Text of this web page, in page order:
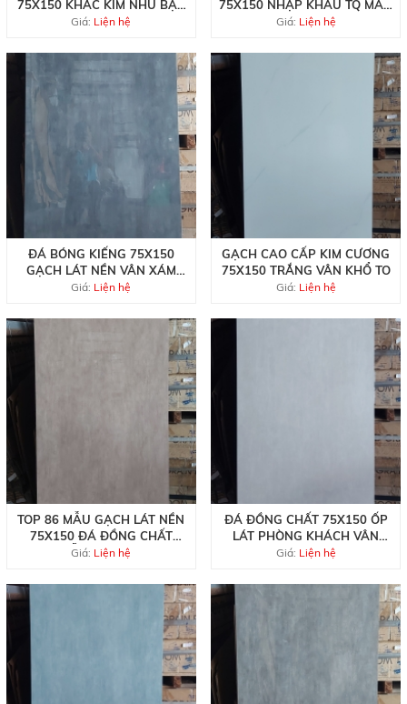
75X150 KHẮC KIM NHŨ BẠC
TQ
Giá: Liện hệ
75X150 NHẬP KHẨU TQ MẪU
MỚI
Giá: Liện hệ
ĐÁ BÓNG KIẾNG 75X150
GẠCH LÁT NỀN VÂN XÁM
ĐẸP RẺ
Giá: Liện hệ
GẠCH CAO CẤP KIM CƯƠNG
75X150 TRẮNG VÂN KHỔ TO
Giá: Liện hệ
TOP 86 MẪU GẠCH LÁT NỀN
75X150 ĐÁ ĐỒNG CHẤT
MẪU MỚI ĐẸP
Giá: Liện hệ
ĐÁ ĐỒNG CHẤT 75X150 ỐP
LÁT PHÒNG KHÁCH VÂN
VÀNG NHẠT
Giá: Liện hệ